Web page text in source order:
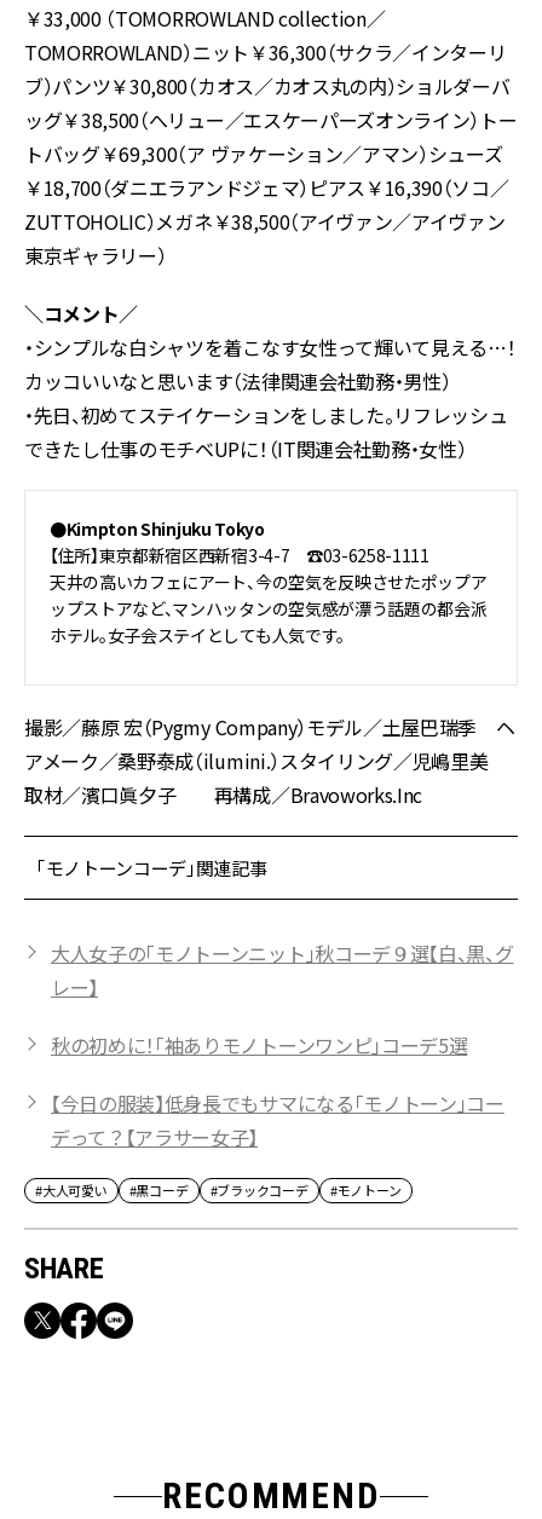
￥33,000 （TOMORROWLAND collection／
TOMORROWLAND）ニット￥36,300（サクラ／インターリ
ブ）パンツ￥30,800（カオス／カオス丸の内）ショルダーバ
ッグ￥38,500（へリュー／エスケーパーズオンライン）トー
トバッグ￥69,300（ア ヴァケーション／アマン）シューズ
￥18,700（ダニエラアンドジェマ）ピアス￥16,390（ソコ／
ZUTTOHOLIC）メガネ￥38,500（アイヴァン／アイヴァン
東京ギャラリー）
＼コメント／
・シンプルな白シャツを着こなす女性って輝いて見える…！
カッコいいなと思います（法律関連会社勤務・男性）
・先日、初めてステイケーションをしました。リフレッシュ
できたし仕事のモチベUPに！（IT関連会社勤務・女性）
●Kimpton Shinjuku Tokyo
【住所】東京都新宿区西新宿3-4-7 ☎03-6258-1111
天井の高いカフェにアート、今の空気を反映させたポップア
ップストアなど、マンハッタンの空気感が漂う話題の都会派
ホテル。女子会ステイとしても人気です。
撮影／藤原 宏（Pygmy Company）モデル／土屋巴瑞季 ヘ
アメーク／桑野泰成（ilumini.）スタイリング／児嶋里美
取材／濱口眞夕子 再構成／Bravoworks.Inc
「モノトーンコーデ」関連記事
大人女子の「モノトーンニット」秋コーデ９選【白、黒、グ
レー】
秋の初めに！「袖ありモノトーンワンピ」コーデ5選
【今日の服装】低身長でもサマになる「モノトーン」コー
デって？【アラサー女子】
#大人可愛い #黒コーデ #ブラックコーデ #モノトーン
SHARE
RECOMMEND